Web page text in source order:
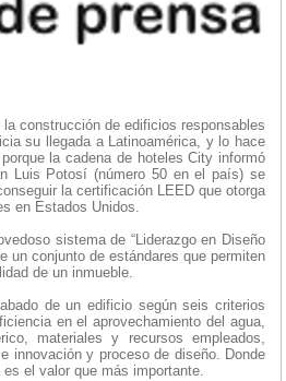
construcción de edificios responsables
su llegada a Latinoamérica, y lo hace
la cadena de hoteles City informó
Luis Potosí (número 50 en el país) se
la certificación LEED que otorga
en Estados Unidos.
sistema de “Liderazgo en Diseño
un conjunto de estándares que permiten
de un inmueble.
de un edificio según seis criterios
en el aprovechamiento del agua,
materiales y recursos empleados,
innovación y proceso de diseño. Donde
el valor que más importante.